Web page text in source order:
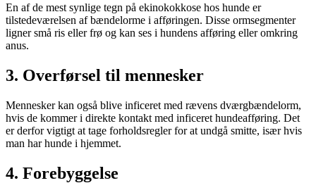
En af de mest synlige tegn på ekinokokkose hos hunde er
tilstedeværelsen af bændelorme i afføringen. Disse ormsegmenter
ligner små ris eller frø og kan ses i hundens afføring eller omkring
anus.
3. Overførsel til mennesker
Mennesker kan også blive inficeret med rævens dværgbændelorm,
hvis de kommer i direkte kontakt med inficeret hundeafføring. Det
er derfor vigtigt at tage forholdsregler for at undgå smitte, især hvis
man har hunde i hjemmet.
4. Forebyggelse